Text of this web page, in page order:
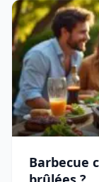
Barbecue